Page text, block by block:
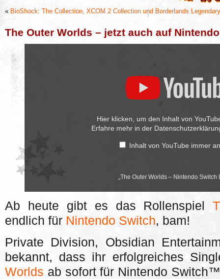
« BioShock: The Collection, XCOM 2 Collection und Borderlands
The Outer Worlds – jetzt auch auf
Hier klicken, um den Inhalt von
Erfahre mehr in der
Inhalt von YouTube immer
„The Outer Worlds – Nintendo
Ab heute gibt es das Rollenspiel
endlich für Nintendo Switch, bam!
Private Division, Obsidian
bekannt, dass ihr erfolgreiches
Worlds ab sofort für Nintendo